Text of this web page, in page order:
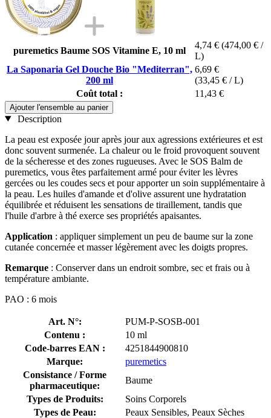
puremetics Baume SOS Vitamine E, 10 ml
4,74 € (474,00 € /
L)
La Saponaria Gel Douche Bio "Mediterran",
200 ml
6,69 €
(33,45 € / L)
Coût total :
11,43 €
Ajouter l'ensemble au panier
Description
La peau est exposée jour après jour aux agressions extérieures et est
donc souvent surmenée. La chaleur ou le froid provoquent souvent
de la sécheresse et des zones rugueuses. Avec le SOS Balm de
puremetics, vous êtes parfaitement armé pour éviter les lèvres
gercées ou les coudes secs et pour apporter un soin supplémentaire à
la peau. Les huiles d'amande et d'olive assurent une hydratation
équilibrée et réduisent les sensations de tiraillement, tandis que
l'huile d'arbre à thé exerce ses propriétés apaisantes.
Application : appliquer simplement un peu de baume sur la zone
cutanée concernée et masser légèrement avec les doigts propres.
Remarque : Conserver dans un endroit sombre, sec et frais ou à
température ambiante.
PAO : 6 mois
Art. N°:
PUM-P-SOSB-001
Contenu :
10 ml
Code-barres EAN :
4251844900810
Marque:
puremetics
Consistance / Forme
pharmaceutique:
Baume
Types de Produits:
Soins Corporels
Types de Peau:
Peaux Sensibles, Peaux Sèches